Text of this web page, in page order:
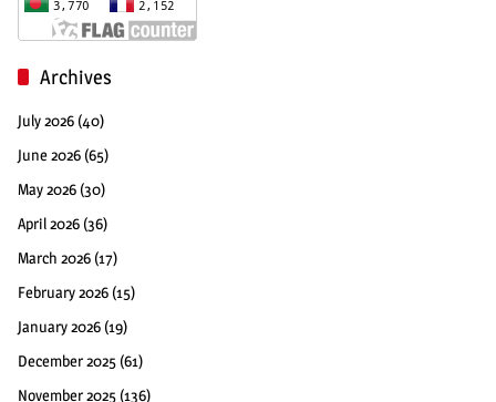
Archives
July 2026 (40)
June 2026 (65)
May 2026 (30)
April 2026 (36)
March 2026 (17)
February 2026 (15)
January 2026 (19)
December 2025 (61)
November 2025 (136)